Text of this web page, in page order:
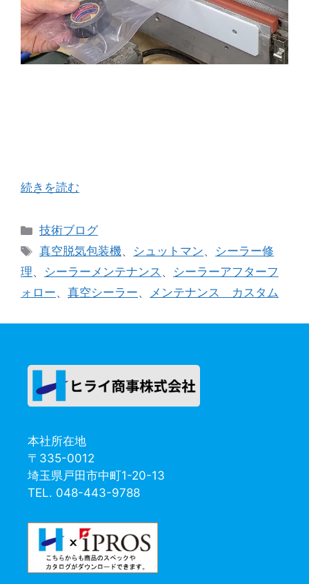
続きを読む
カ
テ
リ
ー
技術ブログ
タ
グ
真空脱気包装機、 シュットマン、 シーラー修
理、 シーラーメンテナンス 、 シーラーアフターフ
ォロー、 真空シーラー、 メンテナンス カスタム
本社所在地
〒335-0012
埼玉県戸田市中町1-20-13
TEL. 048-443-9788